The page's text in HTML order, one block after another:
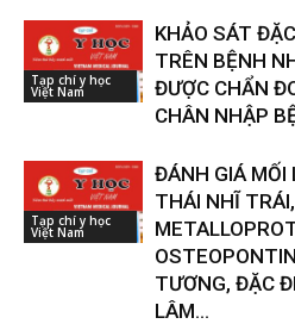
Tạp chí y học
Việt Nam
KHẢO SÁT
TRÊN BỆNH
ĐƯỢC CHẨN
CHÂN NHẬP
Tạp chí y học
Việt Nam
ĐÁNH GIÁ MỐI
THÁI NHĨ
TƯƠNG, ĐẶC
LÂM...